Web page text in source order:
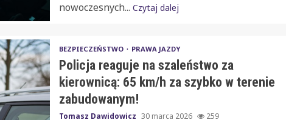
nowoczesnych... Czytaj dalej
BEZPIECZEŃSTWO PRAWA JAZDY
Policja reaguje na szaleństwo za
kierownicą: 65 km/h za szybko w terenie
zabudowanym!
Tomasz Dawidowicz 30 marca 2026 259